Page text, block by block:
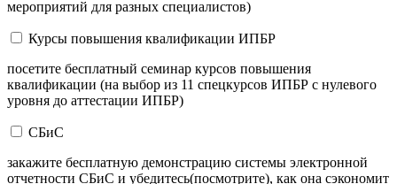
мероприятий для разных специалистов)
Курсы повышения квалификации ИПБР
посетите бесплатный семинар курсов повышения
квалификации (на выбор из 11 спецкурсов ИПБР с нулевого
уровня до аттестации ИПБР)
СБиС
закажите бесплатную демонстрацию системы электронной
отчетности СБиС и убедитесь(посмотрите), как она сэкономит